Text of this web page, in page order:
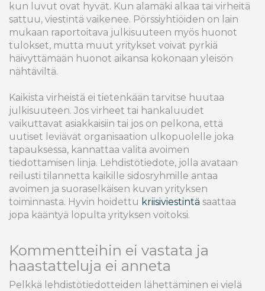
kun luvut ovat hyvät. Kun alamäki alkaa tai virheitä
sattuu, viestintä vaikenee. Pörssiyhtiöiden on lain
mukaan raportoitava julkisuuteen myös huonot
tulokset, mutta muut yritykset voivat pyrkiä
häivyttämään huonot aikansa kokonaan yleisön
nähtäviltä.
Kaikista virheistä ei tietenkään tarvitse huutaa
julkisuuteen. Jos virheet tai hankaluudet
vaikuttavat asiakkaisiin tai jos on pelkona, että
uutiset leviävät organisaation ulkopuolelle joka
tapauksessa, kannattaa valita avoimen
tiedottamisen linja. Lehdistötiedote, jolla avataan
reilusti tilannetta kaikille sidosryhmille antaa
avoimen ja suoraselkäisen kuvan yrityksen
toiminnasta. Hyvin hoidettu kriisiviestintä saattaa
jopa kääntyä lopulta yrityksen voitoksi.
Kommentteihin ei vastata ja
haastatteluja ei anneta
Pelkkä lehdistötiedotteiden lähettäminen ei vielä